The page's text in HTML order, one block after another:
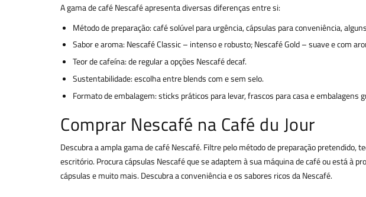
A gama de café Nescafé apresenta diversas diferenças entre si:
Método de preparação: café solúvel para urgência, cápsulas para conveniência,
Sabor e aroma: Nescafé Classic – intenso e robusto; Nescafé Gold – suave e com
Teor de cafeína: de regular a opções Nescafé decaf.
Sustentabilidade: escolha entre blends com e sem selo.
Formato de embalagem: sticks práticos para levar, frascos para casa e embalagens
Comprar Nescafé na Café du Jour
Descubra a ampla gama de café Nescafé. Filtre pelo método de preparação
escritório. Procura cápsulas Nescafé que se adaptem à sua máquina de café ou está à
cápsulas e muito mais. Descubra a conveniência e os sabores ricos da Nescafé.